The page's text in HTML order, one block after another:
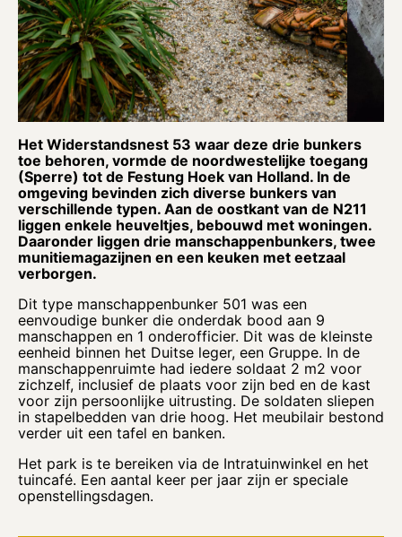
Het Widerstandsnest 53 waar deze drie bunkers
toe behoren, vormde de noordwestelijke toegang
(Sperre) tot de Festung Hoek van Holland. In de
omgeving bevinden zich diverse bunkers van
verschillende typen. Aan de oostkant van de N211
liggen enkele heuveltjes, bebouwd met woningen.
Daaronder liggen drie manschappenbunkers, twee
munitiemagazijnen en een keuken met eetzaal
verborgen.
Dit type manschappenbunker 501 was een
eenvoudige bunker die onderdak bood aan 9
manschappen en 1 onderofficier. Dit was de kleinste
eenheid binnen het Duitse leger, een Gruppe. In de
manschappenruimte had iedere soldaat 2 m2 voor
zichzelf, inclusief de plaats voor zijn bed en de kast
voor zijn persoonlijke uitrusting. De soldaten sliepen
in stapelbedden van drie hoog. Het meubilair bestond
verder uit een tafel en banken.
Het park is te bereiken via de Intratuinwinkel en het
tuincafé. Een aantal keer per jaar zijn er speciale
openstellingsdagen.